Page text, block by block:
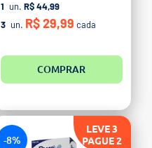
1 un. R$ 44,99
3 un. R$ 29,99 cada
COMPRAR
LEVE 3
PAGUE 2
-8%